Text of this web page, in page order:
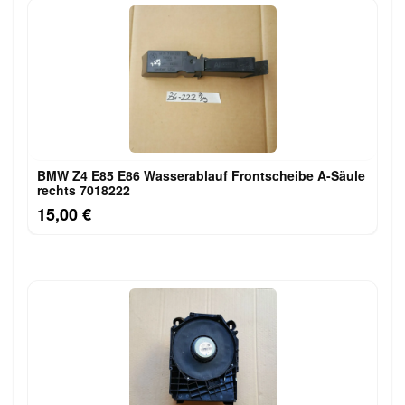
BMW Z4 E85 E86 Wasserablauf Frontscheibe A-Säule
rechts 7018222
15,00 €